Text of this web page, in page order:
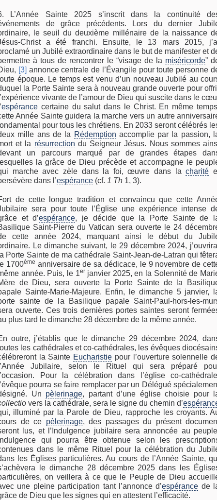
L’Année Sainte 2025 s’inscrit dans la continuité
de grâce précédents. Lors du dernier
le seuil du deuxième millénaire de la naissance
Christ a été franchi. Ensuite, le 13 mars 2015,
un Jubilé extraordinaire dans le but de manifester et
à tous de rencontrer le “visage de la miséricorde”
[3] annonce centrale de l’Évangile pour toute personne
époque. Le temps est venu d’un nouveau Jubilé au
la Porte Sainte sera à nouveau grande ouverte pour
vivante de l’amour de Dieu qui suscite dans le
espérance certaine du salut dans le Christ. En même
Année Sainte guidera la marche vers un autre
pour tous les chrétiens. En 2033 seront célébrés
mille ans de la Rédemption accomplie par la passion,
et la résurrection du Seigneur Jésus. Nous sommes
un parcours marqué par de grandes étapes
la grâce de Dieu précède et accompagne le
marche avec zèle dans la foi, œuvre dans lacharité
dans l’espérance (cf. 1 Th 1, 3).
de cette longue tradition et convaincu que cette
sera pour toute l’Église une expérience intense
et d’espérance, je décide que la Porte Sainte de
Saint-Pierre du Vatican sera ouverte le 24
cette année 2024, marquant ainsi le début du
Le dimanche suivant, le 29 décembre 2024,
Porte Sainte de ma cathédrale Saint-Jean-de-Latran qui
1700ème anniversaire de sa dédicace, le 9 novembre de
année. Puis, le 1er janvier 2025, en la Solennité de
de Dieu, sera ouverte la Porte Sainte de la
Sainte-Marie-Majeure. Enfin, le dimanche 5 janvier,
sainte de la Basilique papale Saint-Paul-hors-les-
ouverte. Ces trois dernières portes saintes seront
plus tard le dimanche 28 décembre de la même année.
outre, j’établis que le dimanche 29 décembre 2024,
les cathédrales et co-cathédrales, les évêques
la Sainte Eucharistie pour l’ouverture solennelle
Jubilaire, selon le Rituel qui sera préparé
Pour la célébration dans l’église co-
pourra se faire remplacer par un Délégué
Un pèlerinage, partant d’une église choisie pour
vers la cathédrale, sera le signe du chemin d’
illuminé par la Parole de Dieu, rapproche les croyants.
de ce pèlerinage, des passages du présent
lus, et l’Indulgence jubilaire sera annoncée au
qui pourra être obtenue selon les
dans le même Rituel pour la célébration du
les Églises particulières. Au cours de l’Année Sainte,
le dimanche 28 décembre 2025 dans les
on veillera à ce que le Peuple de Dieu
une pleine participation tant l’annonce d’espérance de
de Dieu que les signes qui en attestent l’efficacité.